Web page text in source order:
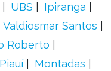
UBS
Ipiranga
Valdiosmar Santos
Roberto
Montadas